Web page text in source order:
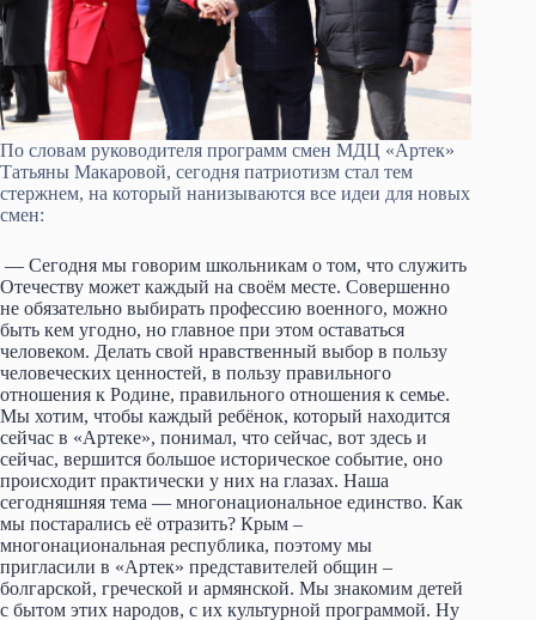
По словам руководителя программ смен МДЦ «Артек»
Татьяны Макаровой, сегодня патриотизм стал тем
стержнем, на который нанизываются все идеи для новых
смен:
— Сегодня мы говорим школьникам о том, что служить
Отечеству может каждый на своём месте. Совершенно
не обязательно выбирать профессию военного, можно
быть кем угодно, но главное при этом оставаться
человеком. Делать свой нравственный выбор в пользу
человеческих ценностей, в пользу правильного
отношения к Родине, правильного отношения к семье.
Мы хотим, чтобы каждый ребёнок, который находится
сейчас в «Артеке», понимал, что сейчас, вот здесь и
сейчас, вершится большое историческое событие, оно
происходит практически у них на глазах. Наша
сегодняшняя тема — многонациональное единство. Как
мы постарались её отразить? Крым –
многонациональная республика, поэтому мы
пригласили в «Артек» представителей общин –
болгарской, греческой и армянской. Мы знакомим детей
с бытом этих народов, с их культурной программой. Ну